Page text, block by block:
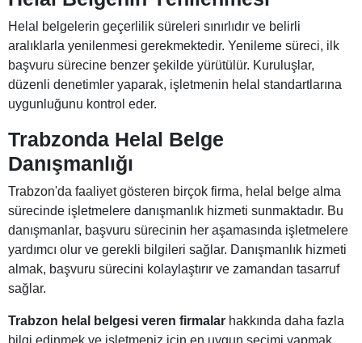
Helal belgelerin geçerlilik süreleri sınırlıdır ve belirli
aralıklarla yenilenmesi gerekmektedir. Yenileme süreci, ilk
başvuru sürecine benzer şekilde yürütülür. Kuruluşlar,
düzenli denetimler yaparak, işletmenin helal standartlarına
uygunluğunu kontrol eder.
Trabzonda Helal Belge
Danışmanlığı
Trabzon'da faaliyet gösteren birçok firma, helal belge alma
sürecinde işletmelere danışmanlık hizmeti sunmaktadır. Bu
danışmanlar, başvuru sürecinin her aşamasında işletmelere
yardımcı olur ve gerekli bilgileri sağlar. Danışmanlık hizmeti
almak, başvuru sürecini kolaylaştırır ve zamandan tasarruf
sağlar.
Trabzon helal belgesi veren firmalar hakkında daha fazla